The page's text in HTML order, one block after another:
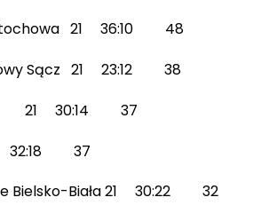
21 36:10 48
Sącz 21 23:12 38
21 30:14 37
32:18 37
Bielsko-Biała 21 30:22 32